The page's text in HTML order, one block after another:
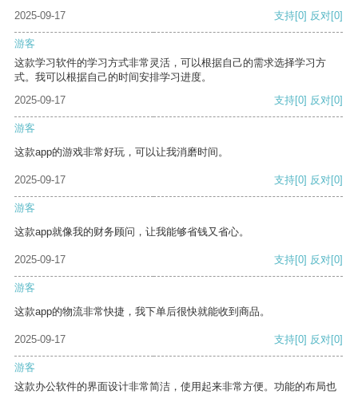
2025-09-17
支持[0] 反对[0]
游客
这款学习软件的学习方式非常灵活，可以根据自己的需求选择学习方
式。我可以根据自己的时间安排学习进度。
2025-09-17
支持[0] 反对[0]
游客
这款app的游戏非常好玩，可以让我消磨时间。
2025-09-17 支持[0] 反对[0]
游客
这款app就像我的财务顾问，让我能够省钱又省心。
2025-09-17 支持[0] 反对[0]
游客
这款app的物流非常快捷，我下单后很快就能收到商品。
2025-09-17 支持[0] 反对[0]
游客
这款办公软件的界面设计非常简洁，使用起来非常方便。功能的布局也